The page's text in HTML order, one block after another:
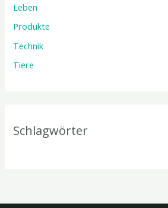
Leben
Produkte
Technik
Tiere
Schlagwörter